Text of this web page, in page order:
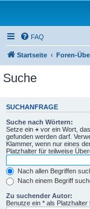
FAQ
Startseite Foren-
Suche
SUCHANFRAGE
Suche nach Wörtern:
Setze ein + vor ein Wort,
gefunden werden darf.
Klammer, wenn nur eines
Platzhalter für teilweise
Nach allen Begriffen
Nach einem Begriff
Zu suchender Autor:
Benutze ein * als